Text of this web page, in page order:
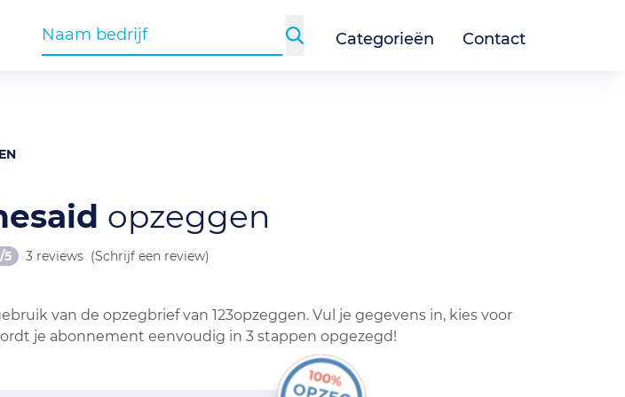
Categorieën Contact
opzeggen
5 3 reviews (Schrijf een review)
van de opzegbrief van 123opzeggen. Vul je gegevens in, kies voor
je abonnement eenvoudig in 3 stappen opgezegd!